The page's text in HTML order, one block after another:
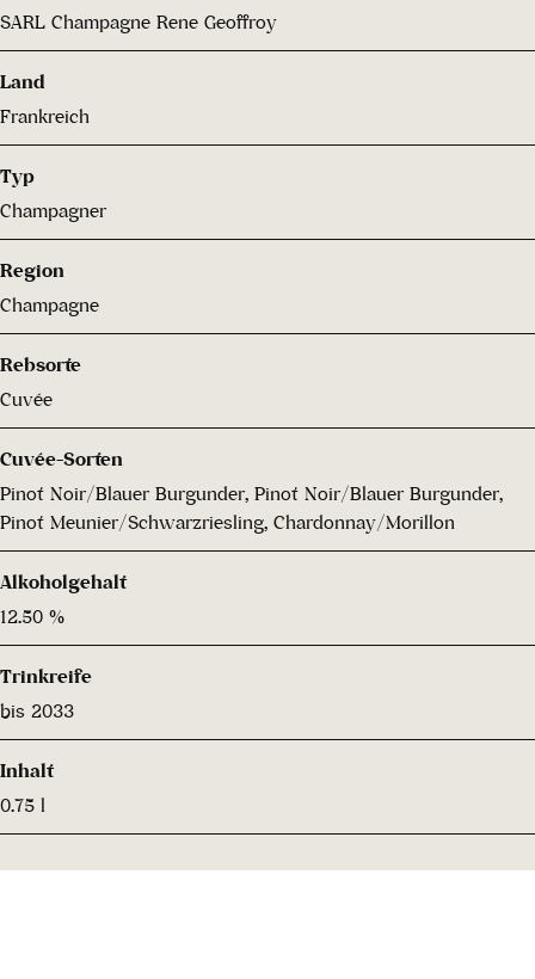
SARL Champagne Rene Geoffroy
Land
Frankreich
Typ
Champagner
Region
Champagne
Rebsorte
Cuvée
Cuvée-Sorten
Pinot Noir/Blauer Burgunder, Pinot Noir/Blauer Burgunder,
Pinot Meunier/Schwarzriesling, Chardonnay/Morillon
Alkoholgehalt
12.50 %
Trinkreife
bis 2033
Inhalt
0.75 l